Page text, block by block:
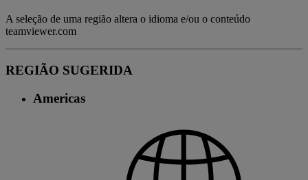
A seleção de uma região altera o idioma e/ou o conteúdo
teamviewer.com
REGIÃO SUGERIDA
Americas